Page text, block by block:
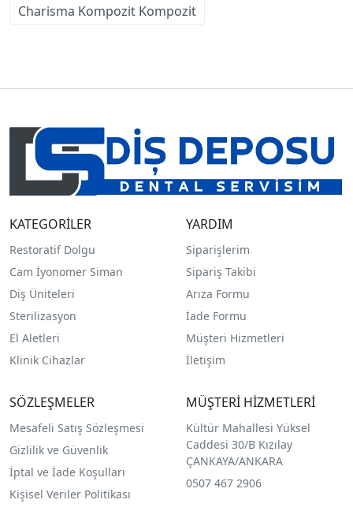
Charisma Kompozit Kompozit
KATEGORİLER
Restoratif Dolgu
Cam İyonomer Siman
Diş Üniteleri
Sterilizasyon
El Aletleri
Klinik Cihazlar
YARDIM
Siparişlerim
Sipariş Takibi
Arıza Formu
İade Formu
Müşteri Hizmetleri
İletişim
SÖZLEŞMELER
Mesafeli Satış Sözleşmesi
Gizlilik ve Güvenlik
İptal ve İade Koşulları
Kişisel Veriler Politikası
MÜŞTERİ HİZMETLERİ
Kültür Mahallesi Yüksel
Caddesi 30/B Kızılay
ÇANKAYA/ANKARA
0507 467 2906